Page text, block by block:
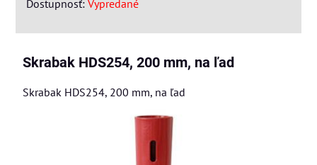
Dostupnosť: Vypredané
Skrabak HDS254, 200 mm, na ľad
Skrabak HDS254, 200 mm, na ľad